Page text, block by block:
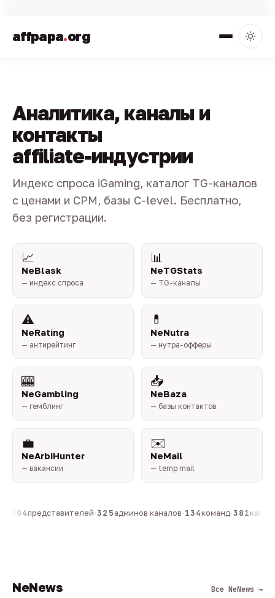
affpapa.org
Аналитика, каналы и
контакты
affiliate-индустрии
Индекс спроса iGaming, каталог TG-каналов
с ценами и CPM, базы C-level. Бесплатно,
без регистрации.
📈
NeBlask
— индекс спроса
📊
NeTGStats
— TG-каналы
⚠️
NeRating
— антирейтинг
💊
NeNutra
— нутра-офферы
🎰
NeGambling
— гемблинг
📥
NeBaza
— базы контактов
💼
NeArbiHunter
— вакансии
✉️
NeMail
— temp mail
804представителей·325 админов каналов·134команд·381
NeNews Все NeNews →